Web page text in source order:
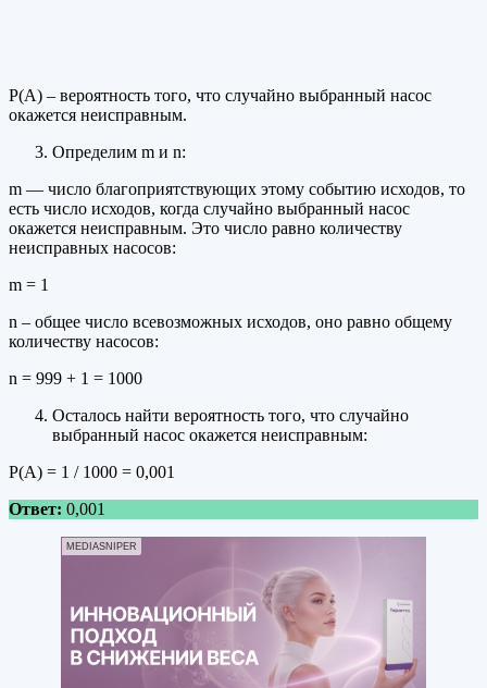
Р(А) – вероятность того, что случайно выбранный насос
окажется неисправным.
Определим m и n:
m — число благоприятствующих этому событию исходов, то
есть число исходов, когда случайно выбранный насос
окажется неисправным. Это число равно количеству
неисправных насосов:
m = 1
n – общее число всевозможных исходов, оно равно общему
количеству насосов:
n = 999 + 1 = 1000
Осталось найти вероятность того, что случайно
выбранный насос окажется неисправным:
Р(А) = 1 / 1000 = 0,001
Ответ: 0,001
MEDIASNIPER